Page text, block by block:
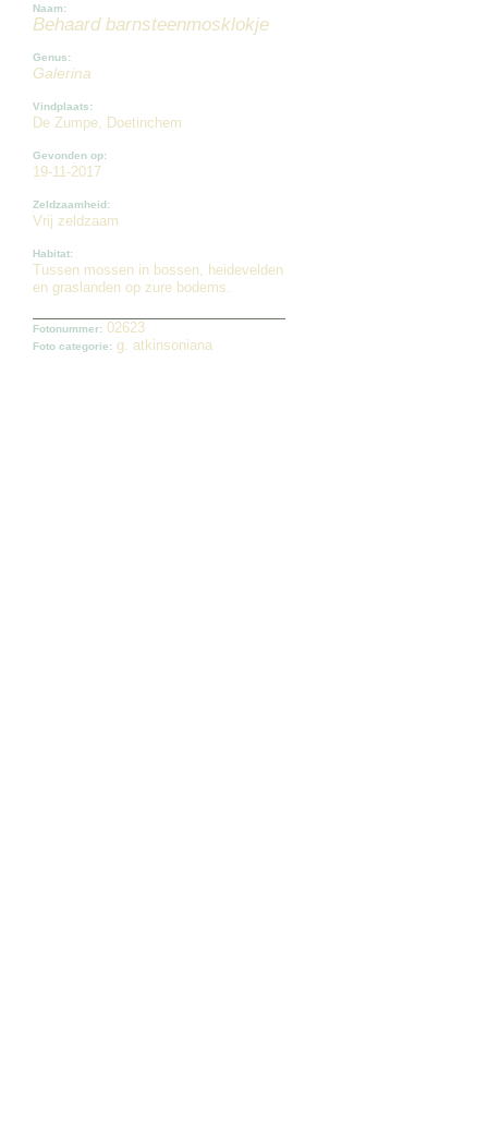
Naam:
Behaard barnsteenmosklokje
Genus:
Galerina
Vindplaats:
De Zumpe, Doetinchem
Gevonden op:
19-11-2017
Zeldzaamheid:
Vrij zeldzaam
Habitat:
Tussen mossen in bossen, heidevelden
en graslanden op zure bodems.
Fotonummer: 02623
Foto categorie: g. atkinsoniana